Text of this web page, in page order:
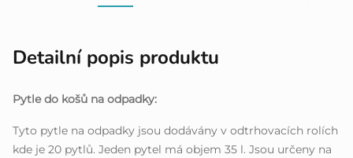
Detailní popis produktu
Pytle do košů na odpadky:
Tyto pytle na odpadky jsou dodávány v odtrhovacích rolích
kde je 20 pytlů. Jeden pytel má objem 35 l. Jsou určeny na